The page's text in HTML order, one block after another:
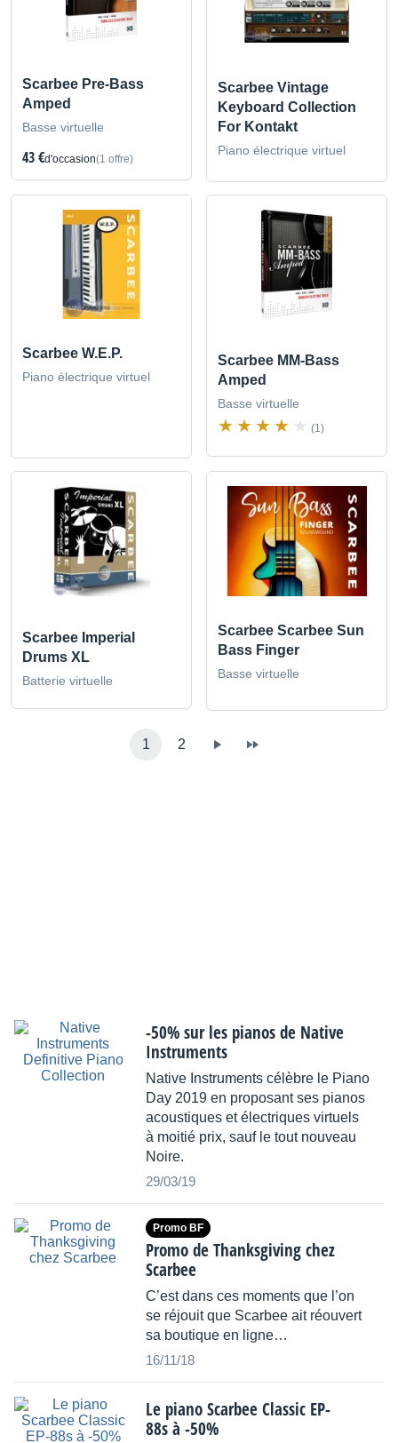
Scarbee Pre-Bass
Amped
Basse virtuelle
43 €d'occasion(1 offre)
Scarbee Vintage
Keyboard Collection
For Kontakt
Piano électrique virtuel
Scarbee W.E.P.
Piano électrique virtuel
Scarbee MM-Bass
Amped
Basse virtuelle
(1)
Scarbee Imperial
Drums XL
Batterie virtuelle
Scarbee Scarbee Sun
Bass Finger
Basse virtuelle
1 2
-50% sur les pianos de Native
Instruments
Native Instruments célèbre le Piano
Day 2019 en proposant ses pianos
acoustiques et électriques virtuels
à moitié prix, sauf le tout nouveau
Noire.
29/03/19
Promo BF
Promo de Thanksgiving chez
Scarbee
C’est dans ces moments que l’on
se réjouit que Scarbee ait réouvert
sa boutique en ligne…
16/11/18
Le piano Scarbee Classic EP-
88s à -50%